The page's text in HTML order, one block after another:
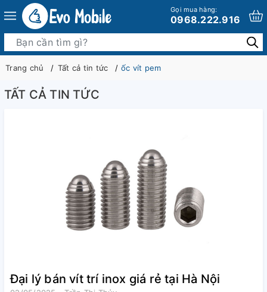
Gọi mua hàng:
0968.222.916
Trang chủ Tất cả tin tức ốc vít pem
TẤT CẢ TIN TỨC
Đại lý bán vít trí inox giá rẻ tại Hà Nội